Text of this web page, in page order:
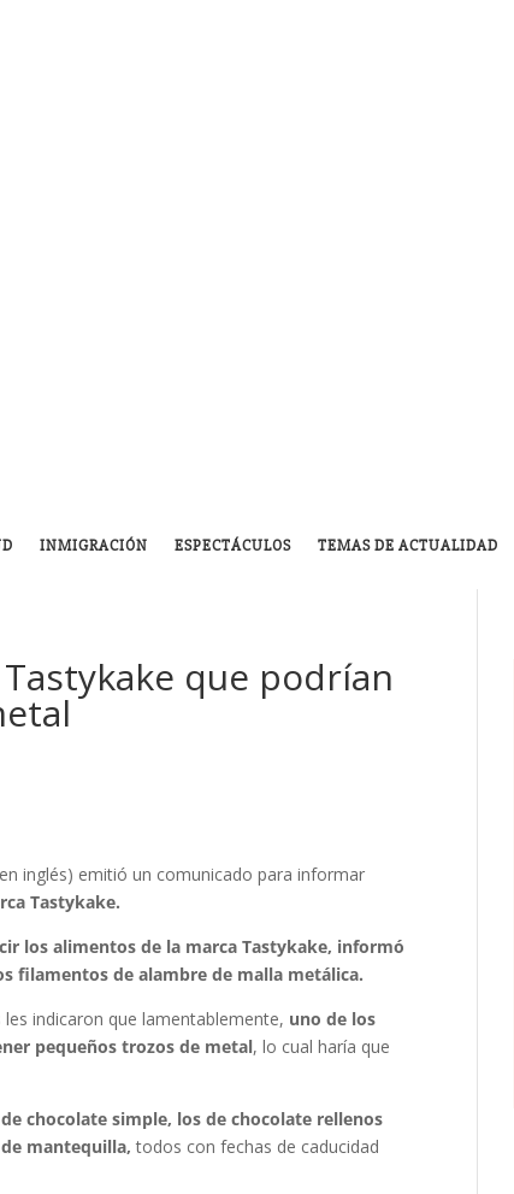
INMIGRACIÓN ESPECTÁCULOS TEMAS DE ACTUALIDAD
que podrían
inglés) emitió un comunicado para informar
Tastykake.
los alimentos de la marca Tastykake, informó
filamentos de alambre de malla metálica.
indicaron que lamentablemente, uno de los
pequeños trozos de metal, lo cual haría que
chocolate simple, los de chocolate rellenos
mantequilla, todos con fechas de caducidad